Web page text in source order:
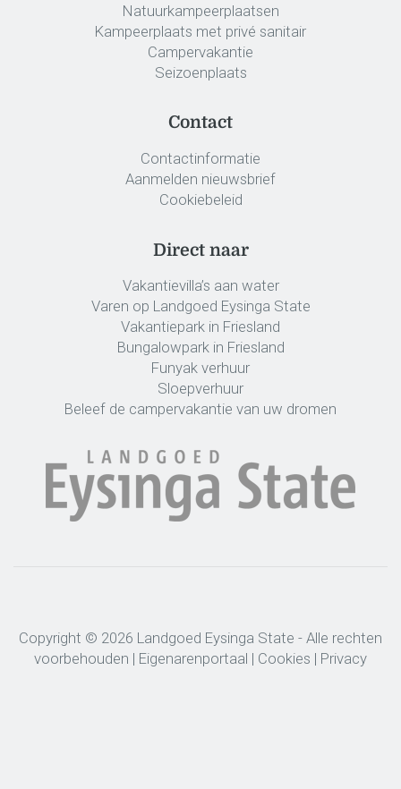
Natuurkampeerplaatsen
Kampeerplaats met privé sanitair
Campervakantie
Seizoenplaats
Contact
Contactinformatie
Aanmelden nieuwsbrief
Cookiebeleid
Direct naar
Vakantievilla’s aan water
Varen op Landgoed Eysinga State
Vakantiepark in Friesland
Bungalowpark in Friesland
Funyak verhuur
Sloepverhuur
Beleef de campervakantie van uw dromen
Copyright © 2026 Landgoed Eysinga State - Alle rechten
voorbehouden | Eigenarenportaal | Cookies | Privacy